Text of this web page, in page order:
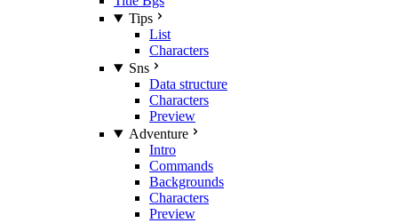
Tips
List
Characters
Sns
Data structure
Characters
Preview
Adventure
Intro
Commands
Backgrounds
Characters
Preview